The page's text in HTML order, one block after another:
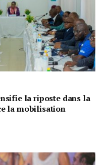
la riposte dans la
la mobilisation